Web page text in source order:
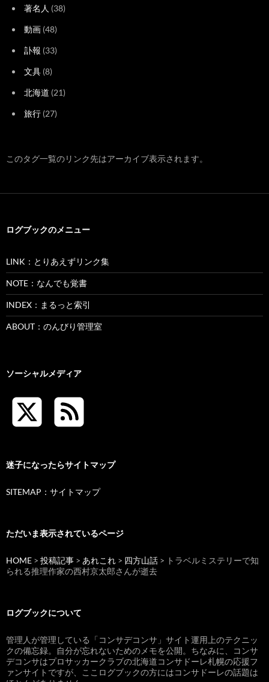
著名人 (38)
動画 (48)
訃報 (33)
文具 (8)
北海道 (21)
旅行 (27)
このタグ一覧のリンク先はアーカイブ表示されます。
ログブックのメニュー
LINK：とりあえずリンク集
NOTE：なんでも覚書
INDEX：まるっと索引
ABOUT：のんびり管理室
ソーシャルメディア
迷子になったらサイトマップ
SITEMAP：サイトマップ
ただいま表示されているページ
HOME > 投稿記事 > あれこれ > 四方山話 > トラベルミステリーで知
られる推理作家の西村京太郎さんが逝去
ログブックについて
管理人が管理している「コンサデコンサ」サイト運用上のテクニッ
クの備忘録。自分が忘れないためのメモを公開。ちなみに、コンサ
デコンサはプロサッカークラブの北海道コンサドーレ札幌の応援フ
ァンサイトですが、ここログブックの方にはコンサドーレの話題は